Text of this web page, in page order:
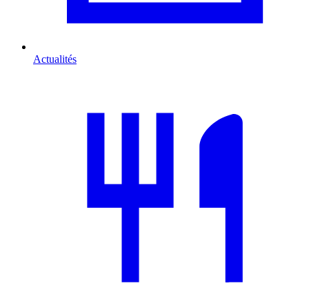
Actualités